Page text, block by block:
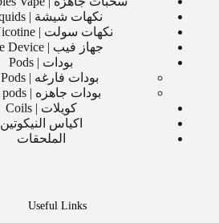
نكهات شيشة | E-liquids
نكهات سولت | Salt Nicotine
جهاز فيب | Vape Device
بودات | Pods
بودات فارغه | Empty Pods
بودات جاهزه | Pre-Fill pods
كويلات | Coils
اكياس النيكوتين
الملحقات
Useful Links